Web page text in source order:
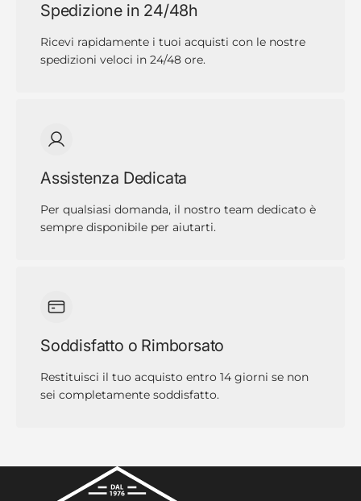
Spedizione in 24/48h
Ricevi rapidamente i tuoi acquisti con le nostre
spedizioni veloci in 24/48 ore.
Assistenza Dedicata
Per qualsiasi domanda, il nostro team dedicato è
sempre disponibile per aiutarti.
Soddisfatto o Rimborsato
Restituisci il tuo acquisto entro 14 giorni se non
sei completamente soddisfatto.